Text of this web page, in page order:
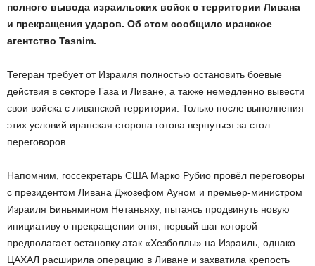
полного вывода израильских войск с территории Ливана
и прекращения ударов. Об этом сообщило иранское
агентство Tasnim.
Тегеран требует от Израиля полностью остановить боевые
действия в секторе Газа и Ливане, а также немедленно вывести
свои войска с ливанской территории. Только после выполнения
этих условий иранская сторона готова вернуться за стол
переговоров.
Напомним, госсекретарь США Марко Рубио провёл переговоры
с президентом Ливана Джозефом Ауном и премьер-министром
Израиля Биньямином Нетаньяху, пытаясь продвинуть новую
инициативу о прекращении огня, первый шаг которой
предполагает остановку атак «Хезболлы» на Израиль, однако
ЦАХАЛ расширила операцию в Ливане и захватила крепость